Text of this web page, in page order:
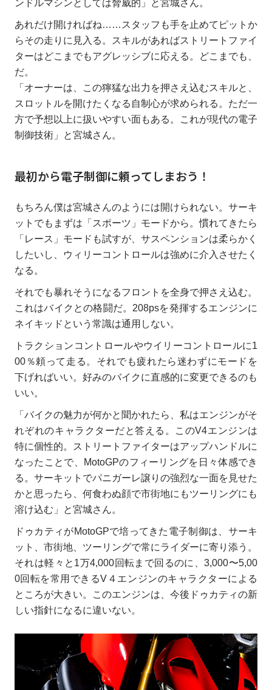
ンドルマシンとしては脅威的」と宮城さん。
あれだけ開ければね……スタッフも手を止めてピットか
らその走りに見入る。スキルがあればストリートファイ
ターはどこまでもアグレッシブに応える。どこまでも、
だ。
「オーナーは、この獰猛な出力を押さえ込むスキルと、
スロットルを開けたくなる自制心が求められる。ただ一
方で予想以上に扱いやすい面もある。これが現代の電子
制御技術」と宮城さん。
最初から電子制御に頼ってしまおう！
もちろん僕は宮城さんのようには開けられない。サーキ
ットでもまずは「スポーツ」モードから。慣れてきたら
「レース」モードも試すが、サスペンションは柔らかく
したいし、ウィリーコントロールは強めに介入させたく
なる。
それでも暴れそうになるフロントを全身で押さえ込む。
これはバイクとの格闘だ。208psを発揮するエンジンに
ネイキッドという常識は通用しない。
トラクションコントロールやウイリーコントロールに1
00％頼って走る。それでも疲れたら迷わずにモードを
下げればいい。好みのバイクに直感的に変更できるのも
いい。
「バイクの魅力が何かと聞かれたら、私はエンジンがそ
れぞれのキャラクターだと答える。このV4エンジンは
特に個性的。ストリートファイターはアップハンドルに
なったことで、MotoGPのフィーリングを日々体感でき
る。サーキットでパニガーレ譲りの強烈な一面を見せた
かと思ったら、何食わぬ顔で市街地にもツーリングにも
溶け込む」と宮城さん。
ドゥカティがMotoGPで培ってきた電子制御は、サーキ
ット、市街地、ツーリングで常にライダーに寄り添う。
それは軽々と1万4,000回転まで回るのに、3,000〜5,00
0回転を常用できるV４エンジンのキャラクターによる
ところが大きい。このエンジンは、今後ドゥカティの新
しい指針になるに違いない。